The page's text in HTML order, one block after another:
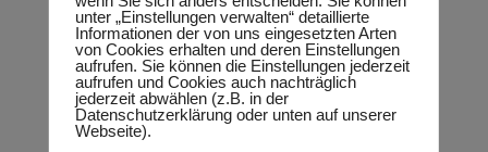
unter „Einstellungen verwalten“ detaillierte
Informationen der von uns eingesetzten Arten
von Cookies erhalten und deren Einstellungen
aufrufen. Sie können die Einstellungen jederzeit
aufrufen und Cookies auch nachträglich
jederzeit abwählen (z.B. in der
Datenschutzerklärung oder unten auf unserer
Webseite).